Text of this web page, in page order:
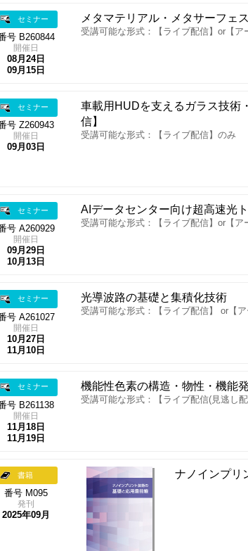
セミナー
号 B260844
開催日
08月24日
09月15日
メタマテリアル・メタサーフェ
受講可能な形式：【ライブ配信】or【ア
セミナー
号 Z260943
開催日
09月03日
車載用HUDを支えるガラス技術
信】
受講可能な形式：【ライブ配信】のみ
セミナー
号 A260929
開催日
09月29日
10月13日
AIデータセンター向け超高速光
受講可能な形式：【ライブ配信】or【ア
セミナー
号 A261027
開催日
10月27日
11月10日
光導波路の基礎と集積化技術
受講可能な形式：【ライブ配信】 or【
セミナー
号 B261138
開催日
11月18日
11月19日
機能性色素の構造・物性・機能
受講可能な形式：【ライブ配信(見逃し
書籍
番号 M095
発刊
2025年09月
ナノインプリ